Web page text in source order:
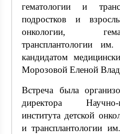
гематологии и
подростков и
онкологии,
трансплантологии
кандидатом
Морозовой Еленой
Встреча была
директора Научно-
института детской
и трансплантологии